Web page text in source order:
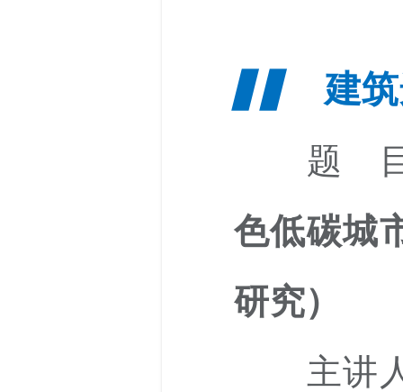
▋▋ 建
题 目
色低碳城
研究）
主讲